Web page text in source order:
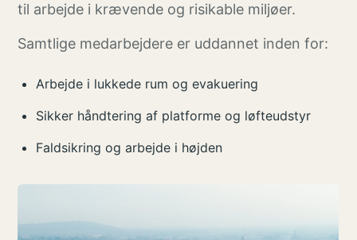
til arbejde i krævende og risikable miljøer.
Samtlige medarbejdere er uddannet inden for:
Arbejde i lukkede rum og evakuering
Sikker håndtering af platforme og løfteudstyr
Faldsikring og arbejde i højden